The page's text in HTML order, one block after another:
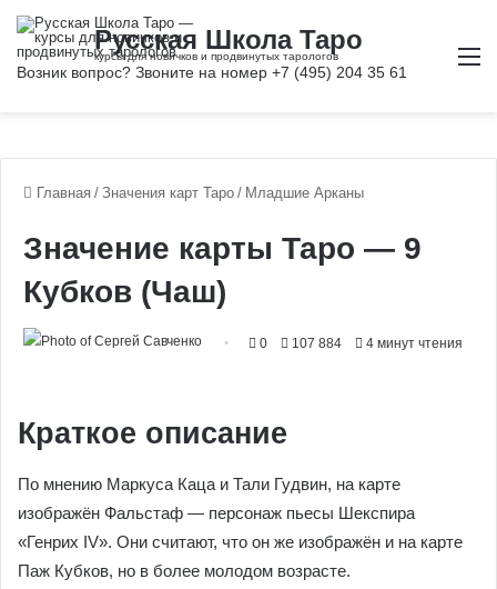
Главная / Значения карт Таро / Младшие Арканы
Значение карты Таро — 9
Кубков (Чаш)
0 107 884 4 минут чтения
Краткое описание
По мнению Маркуса Каца и Тали Гудвин, на карте
изображён Фальстаф — персонаж пьесы Шекспира
«Генрих IV». Они считают, что он же изображён и на карте
Паж Кубков, но в более молодом возрасте.